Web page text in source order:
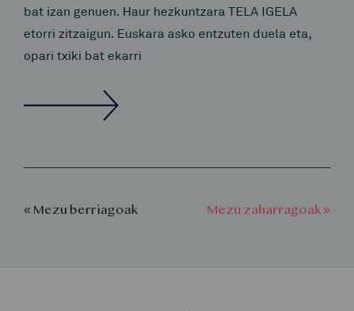
bat izan genuen. Haur hezkuntzara TELA IGELA
etorri zitzaigun. Euskara asko entzuten duela eta,
opari txiki bat ekarri
« Mezu berriagoak Mezu zaharragoak »